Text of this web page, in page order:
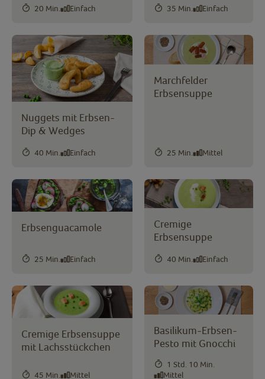
20 Min. Einfach 35 Min. Einfach
Nuggets mit Erbsen-
Dip & Wedges
40 Min. Einfach
Marchfelder
Erbsensuppe
25 Min. Mittel
Erbsenguacamole
25 Min. Einfach
Cremige
Erbsensuppe
40 Min. Einfach
Cremige Erbsensuppe
mit Lachsstückchen
45 Min. Mittel
Basilikum-Erbsen-
Pesto mit Gnocchi
1 Std. 10 Min.
Mittel